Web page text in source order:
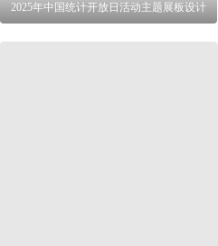
2025年中国统计开放日活动主题展板设计